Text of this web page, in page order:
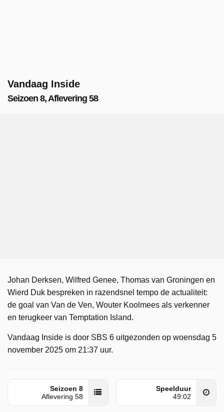
Vandaag Inside
Seizoen 8, Aflevering 58
Johan Derksen, Wilfred Genee, Thomas van Groningen en
Wierd Duk bespreken in razendsnel tempo de actualiteit:
de goal van Van de Ven, Wouter Koolmees als verkenner
en terugkeer van Temptation Island.
Vandaag Inside is door SBS 6 uitgezonden op woensdag 5
november 2025 om 21:37 uur.
Seizoen 8
Aflevering 58
Speelduur
49:02